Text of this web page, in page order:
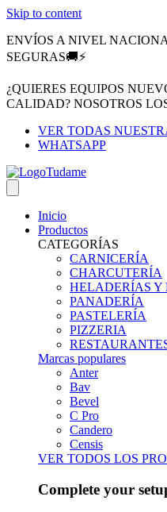
Skip to content
ENVÍOS A NIVEL
SEGURAS🚚⚡
¿QUIERES EQUIPOS
CALIDAD? NOSOTROS
VER TODAS
WHATSAPP
Inicio
Productos
CATEGORÍAS
CARNICERÍA
CHARCUTERÍA
HELADERÍAS Y
PANADERÍA
PASTELERÍA
PIZZERIA
Marcas populares
Anter
Bav
Bevel
C Pro
Candero
Censis
VER TODOS LOS
Complete your